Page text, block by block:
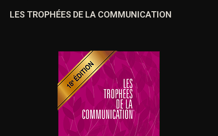
LES TROPHÉES DE LA COMMUNICATION